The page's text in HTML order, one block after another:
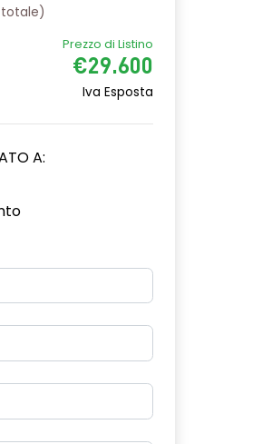
totale)
Prezzo di Listino
€29.600
Iva Esposta
A: